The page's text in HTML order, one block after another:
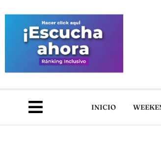
INICIO